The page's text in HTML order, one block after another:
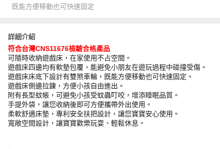
既能方便移動也可快速固定
詳細介紹
符合台灣CNS11676檢驗合格產品
可隨時收納遊戲床，在家使用不占空間。
遊戲床四邊均有軟墊包覆，能避免小朋友在遊玩過程中碰撞受傷。
遊戲床床底下設計有雙煞車輪，既能方便移動也可快速固定。
遊戲床側邊拉鍊，方便小孩自由進出。
附有長型蚊帳，可避免小孩受蚊蟲叮咬，增添睡眠品質。
手提外袋，讓您收納後即可方便攜帶外出使用。
柔軟舒適床墊，專利安全扶把設計，讓您寶寶安心使用。
寬敞空間設計，讓寶寶歡樂玩耍、輕鬆休息。